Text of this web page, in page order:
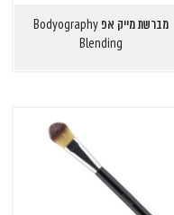
מברשת מייק אפ Bodyography
Blending